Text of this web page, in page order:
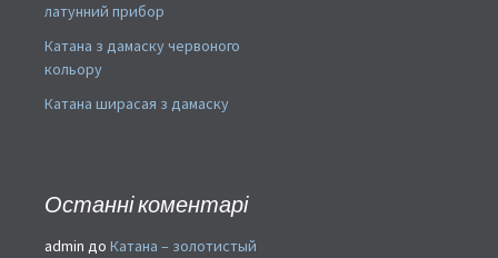
латунний прибор
Катана з дамаску червоного
кольору
Катана ширасая з дамаску
Останні коментарі
admin до Катана – золотистый